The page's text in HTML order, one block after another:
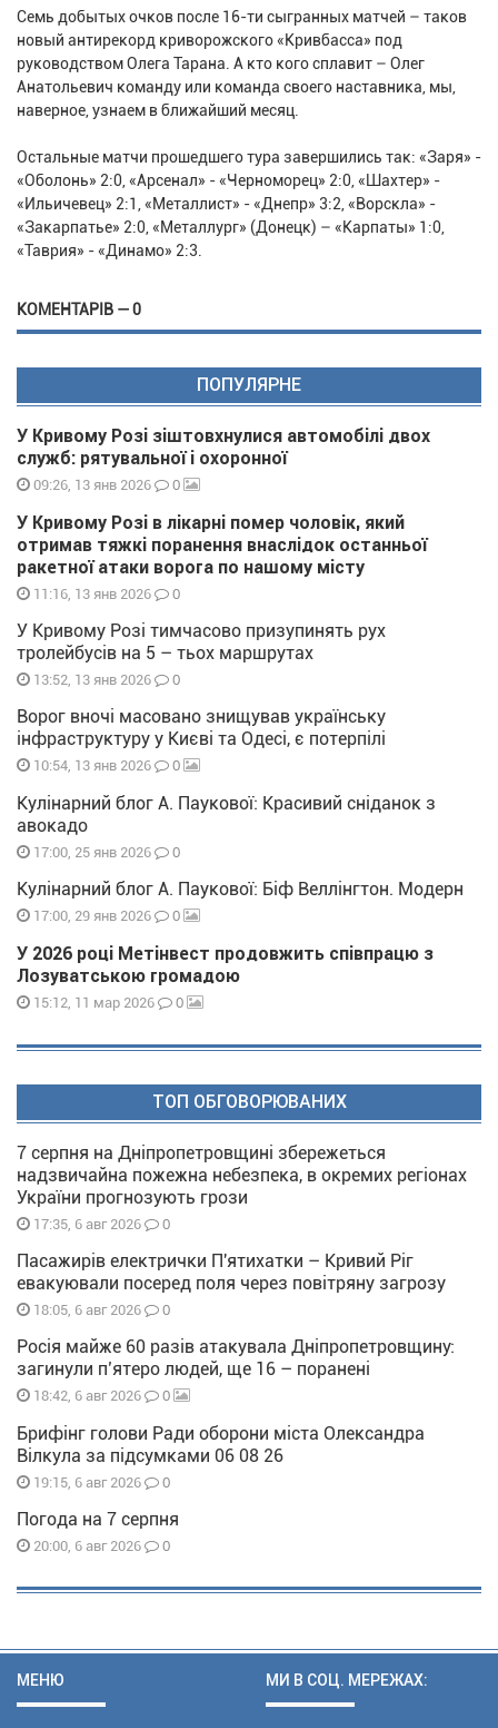
Семь добытых очков после 16-ти сыгранных матчей – таков
новый антирекорд криворожского «Кривбасса» под
руководством Олега Тарана. А кто кого сплавит – Олег
Анатольевич команду или команда своего наставника, мы,
наверное, узнаем в ближайший месяц.
Остальные матчи прошедшего тура завершились так: «Заря» -
«Оболонь» 2:0, «Арсенал» - «Черноморец» 2:0, «Шахтер» -
«Ильичевец» 2:1, «Металлист» - «Днепр» 3:2, «Ворскла» -
«Закарпатье» 2:0, «Металлург» (Донецк) – «Карпаты» 1:0,
«Таврия» - «Динамо» 2:3.
КОМЕНТАРІВ — 0
ПОПУЛЯРНЕ
У Кривому Розі зіштовхнулися автомобілі двох
служб: рятувальної і охоронної
09:26, 13 янв 2026 0
У Кривому Розі в лікарні помер чоловік, який
отримав тяжкі поранення внаслідок останньої
ракетної атаки ворога по нашому місту
11:16, 13 янв 2026 0
У Кривому Розі тимчасово призупинять рух
тролейбусів на 5 – тьох маршрутах
13:52, 13 янв 2026 0
Ворог вночі масовано знищував українську
інфраструктуру у Києві та Одесі, є потерпілі
10:54, 13 янв 2026 0
Кулінарний блог А. Паукової: Красивий сніданок з
авокадо
17:00, 25 янв 2026 0
Кулінарний блог А. Паукової: Біф Веллінгтон. Модерн
17:00, 29 янв 2026 0
У 2026 році Метінвест продовжить співпрацю з
Лозуватською громадою
15:12, 11 мар 2026 0
ТОП ОБГОВОРЮВАНИХ
7 серпня на Дніпропетровщині збережеться
надзвичайна пожежна небезпека, в окремих регіонах
України прогнозують грози
17:35, 6 авг 2026 0
Пасажирів електрички П'ятихатки – Кривий Ріг
евакуювали посеред поля через повітряну загрозу
18:05, 6 авг 2026 0
Росія майже 60 разів атакувала Дніпропетровщину:
загинули п’ятеро людей, ще 16 – поранені
18:42, 6 авг 2026 0
Брифінг голови Ради оборони міста Олександра
Вілкула за підсумками 06 08 26
19:15, 6 авг 2026 0
Погода на 7 серпня
20:00, 6 авг 2026 0
МЕНЮ МИ В СОЦ. МЕРЕЖАХ: